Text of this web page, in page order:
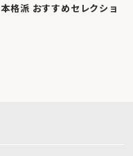
格派 おすすめセレクショ